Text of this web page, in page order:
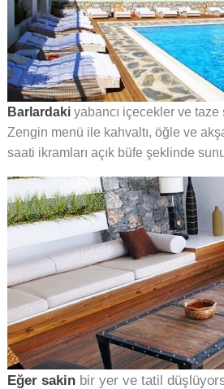
Barlardaki yabancı içecekler ve taze
Zengin menü ile kahvaltı, öğle ve
saati ikramları açık büfe şeklinde
Eğer sakin bir yer ve tatil